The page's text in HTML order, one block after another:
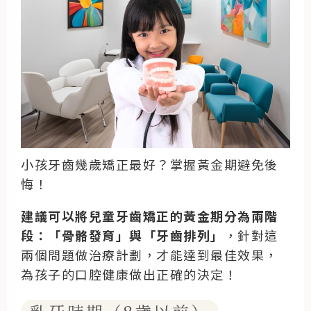
小孩牙齒幾歲矯正最好？掌握黃金期避免後
悔！
建議可以將兒童牙齒矯正的黃金期分為兩階
段：「骨骼發育」與「牙齒排列」
，針對這
兩個問題做治療計劃，才能達到最佳效果，
為孩子的口腔健康做出正確的決定！